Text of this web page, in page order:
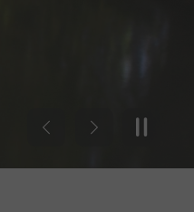
PreviousNext